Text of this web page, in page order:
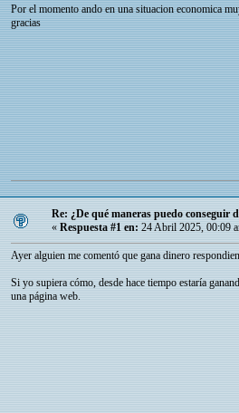
Por el momento ando en una situacion economica
gracias
Re: ¿De qué maneras puedo conseguir
« Respuesta #1 en: 24 Abril 2025, 00:09
Ayer alguien me comentó que gana dinero
Si yo supiera cómo, desde hace tiempo estaría
una página web.